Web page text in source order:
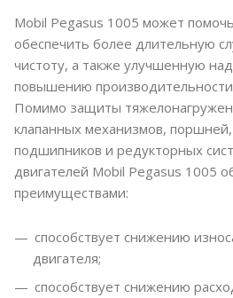
Mobil Pegasus 1005 может
обеспечить более длительную
чистоту, а также улучшенную
повышению
Помимо защиты
клапанных механизмов,
подшипников и редукторных
двигателей Mobil Pegasus 1005
преимуществами:
способствует снижению
двигателя;
способствует снижению